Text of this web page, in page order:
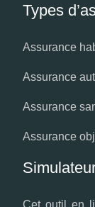
Types
Assurance
Assurance
Assurance
Assurance
Cet outil en